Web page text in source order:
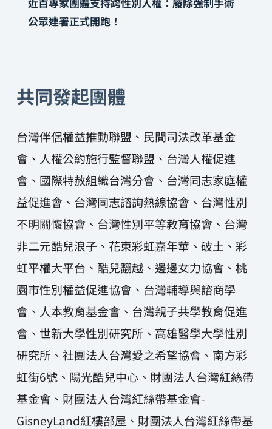
公眾連署正式開跑！
共同發起團體
台灣伴侶權益推動聯盟、民間司法改革基金
會、人權公約施行監督聯盟、台灣人權促進
會、國際特赦組織台灣分會、台灣同志家庭權
益促進會、台灣同志諮詢熱線協會、台灣性別
不明關懷協會、台灣性別平等教育協會、台灣
非二元酷兒浪子、花東彩虹嘉年華、破土、彩
虹平權大平台、酷兒翻越、邊邊女力協會、桃
園市性別權益促進協會、台灣輔導與諮商學
會、人本教育基金會、台灣親子共學教育促進
會、世新大學性別研究所、高雄醫學大學性別
研究所、社團法人台灣愛之希望協會、南方彩
虹街6號、陽光酷兒中心、財團法人台灣紅絲帶
基金會、財團法人台灣紅絲帶基金會-
GisneyLand紅樓部屋、財團法人台灣紅絲帶基